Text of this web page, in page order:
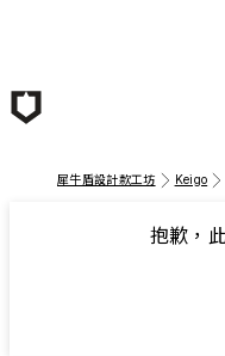
犀牛盾設計款工坊 Keigo
抱歉，